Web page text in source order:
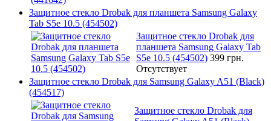
Защитное стекло Drobak для планшета Samsung Galaxy
Tab S5e 10.5 (454502)
Защитное стекло Drobak для
планшета Samsung Galaxy Tab
S5e 10.5 (454502) 399 грн.
Отсутствует
Защитное стекло Drobak для Samsung Galaxy A51 (Black)
(454517)
Защитное стекло Drobak для